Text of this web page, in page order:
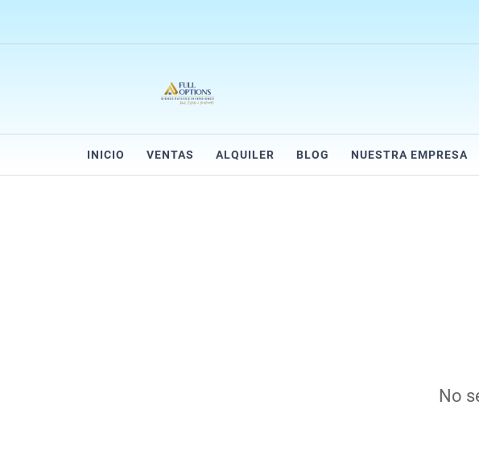
INICIO VENTAS ALQUILER BLOG NUESTRA EMPRESA
No